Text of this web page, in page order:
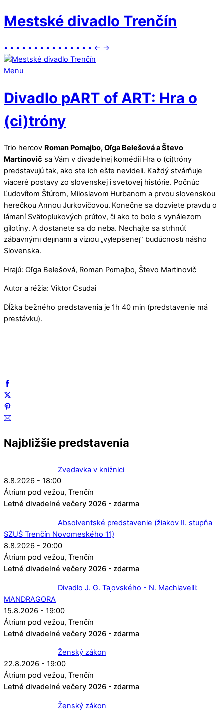
Mestské divadlo Trenčín
• • • • • • • • • • • • • • • ← →
Menu
Divadlo pART of ART: Hra o
(ci)tróny
Trio hercov Roman Pomajbo, Oľga Belešová a Števo
Martinovič sa Vám v divadelnej komédii Hra o (ci)tróny
predstavujú tak, ako ste ich ešte nevideli. Každý stvárňuje
viaceré postavy zo slovenskej i svetovej histórie. Počnúc
Ľudovítom Štúrom, Miloslavom Hurbanom a prvou slovenskou
herečkou Annou Jurkovičovou. Konečne sa dozviete pravdu o
lámaní Svätoplukových prútov, či ako to bolo s vynálezom
gilotíny. A dostanete sa do neba. Nechajte sa strhnúť
zábavnými dejinami a víziou „vylepšenej“ budúcnosti nášho
Slovenska.
Hrajú: Oľga Belešová, Roman Pomajbo, Števo Martinovič
Autor a réžia: Viktor Csudai
Dĺžka bežného predstavenia je 1h 40 min (predstavenie má
prestávku).
Najbližšie predstavenia
Zvedavka v knižnici
8.8.2026 - 18:00
Átrium pod vežou Trenčín
Letné divadelné večery 2026 - zdarma
Absolventské predstavenie (žiakov II. stupňa
SZUŠ Trenčín Novomeského 11)
8.8.2026 - 20:00
Átrium pod vežou Trenčín
Letné divadelné večery 2026 - zdarma
Divadlo J. G. Tajovského - N. Machiavelli:
MANDRAGORA
15.8.2026 - 19:00
Átrium pod vežou Trenčín
Letné divadelné večery 2026 - zdarma
Ženský zákon
22.8.2026 - 19:00
Átrium pod vežou Trenčín
Letné divadelné večery 2026 - zdarma
Ženský zákon